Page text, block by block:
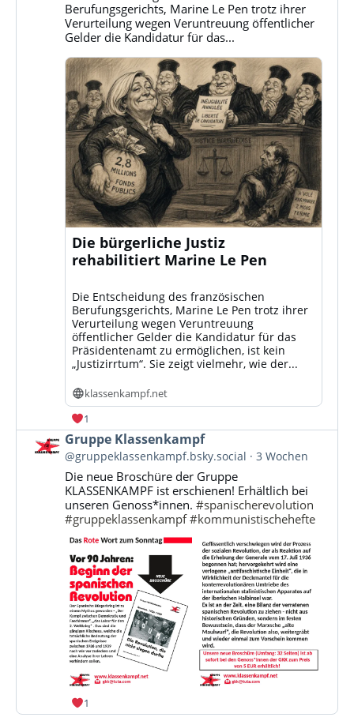
ansehenBerufungsgerichts, Marine Le Pen trotz ihrer
Verurteilung wegen Veruntreuung öffentlicher
Gelder die Kandidatur für das...
Die bürgerliche Justiz
rehabilitiert Marine Le Pen
Die Entscheidung des französischen
Berufungsgerichts, Marine Le Pen trotz ihrer
Verurteilung wegen Veruntreuung
öffentlicher Gelder die Kandidatur für das
Präsidentenamt zu ermöglichen, ist kein
„Justizirrtum“. Sie zeigt vielmehr, wie der...
klassenkampf.net
1
Beitrag
von
Gruppe
Klassenkampf
Bluesky
ansehen
Gruppe Klassenkampf
@gruppeklassenkampf.bsky.social 3 Wochen
Die neue Broschüre der Gruppe
KLASSENKAMPF ist erschienen! Erhältlich bei
unseren Genoss*innen.#spanischerevolution
#gruppeklassenkampf #kommunistischehefte
1